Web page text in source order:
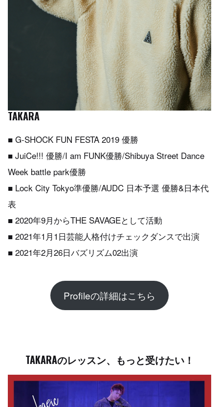
TAKARA
■ G-SHOCK FUN FESTA 2019 優勝
■ JuiCe!!! 優勝/I am FUNK優勝/Shibuya Street Dance
Week battle park優勝
■ Lock City Tokyo準優勝/AUDC 日本予選 優勝&日本代
表
■ 2020年9月からTHE SAVAGEとして活動
■ 2021年1月1日芸能人格付けチェックダンスで出演
■ 2021年2月26日バズリズム02出演
Profileの詳細はこちら
TAKARAのレッスン、もっと受けたい！